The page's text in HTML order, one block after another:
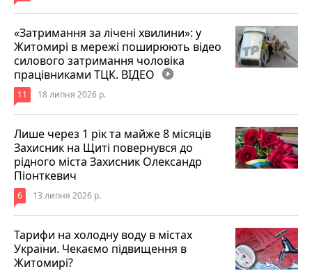
«Затримання за лічені хвилини»: у
Житомирі в мережі поширюють відео
силового затримання чоловіка
працівниками ТЦК. ВІДЕО play_circle_filled
11 18 липня 2026 р.
Лише через 1 рік та майже 8 місяців
Захисник на Щиті повернувся до
рідного міста Захисник Олександр
Піонткевич
6 13 липня 2026 р.
Тарифи на холодну воду в містах
України. Чекаємо підвищення в
Житомирі?